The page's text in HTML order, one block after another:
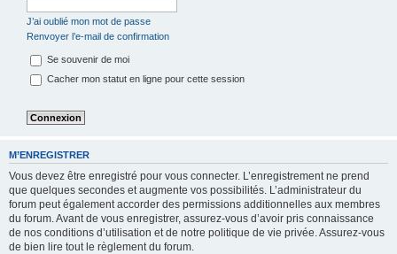
J’ai oublié mon mot de passe
Renvoyer l’e-mail de confirmation
Se souvenir de moi
Cacher mon statut en ligne pour cette session
M’ENREGISTRER
Vous devez être enregistré pour vous connecter. L’enregistrement ne prend
que quelques secondes et augmente vos possibilités. L’administrateur du
forum peut également accorder des permissions additionnelles aux membres
du forum. Avant de vous enregistrer, assurez-vous d’avoir pris connaissance
de nos conditions d’utilisation et de notre politique de vie privée. Assurez-vous
de bien lire tout le règlement du forum.